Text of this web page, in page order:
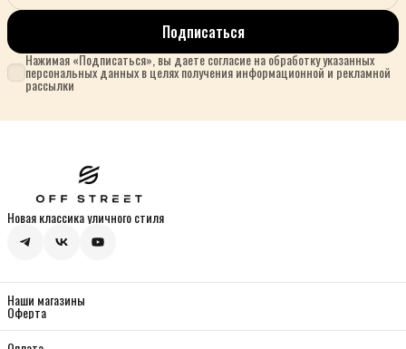
Подписаться
Нажимая «Подписаться», вы даете согласие на обработку указанных
персональных данных в целях получения информационной и рекламной
рассылки
Новая классика уличного стиля
Наши магазины
Оферта